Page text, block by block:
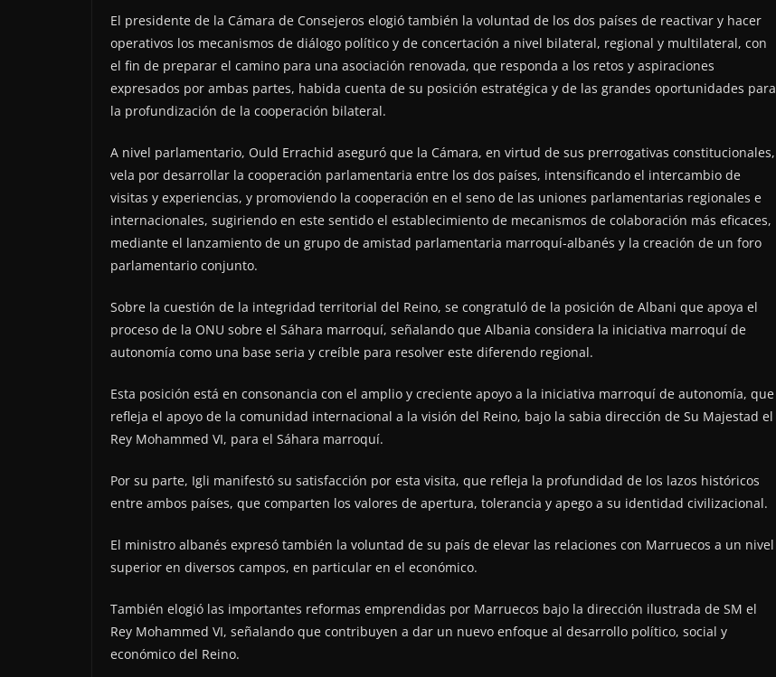
El presidente de la Cámara de Consejeros elogió también la voluntad de los dos países de reactivar y hacer
operativos los mecanismos de diálogo político y de concertación a nivel bilateral, regional y multilateral, con
el fin de preparar el camino para una asociación renovada, que responda a los retos y aspiraciones
expresados por ambas partes, habida cuenta de su posición estratégica y de las grandes oportunidades para
la profundización de la cooperación bilateral.
A nivel parlamentario, Ould Errachid aseguró que la Cámara, en virtud de sus prerrogativas constitucionales,
vela por desarrollar la cooperación parlamentaria entre los dos países, intensificando el intercambio de
visitas y experiencias, y promoviendo la cooperación en el seno de las uniones parlamentarias regionales e
internacionales, sugiriendo en este sentido el establecimiento de mecanismos de colaboración más eficaces,
mediante el lanzamiento de un grupo de amistad parlamentaria marroquí-albanés y la creación de un foro
parlamentario conjunto.
Sobre la cuestión de la integridad territorial del Reino, se congratuló de la posición de Albani que apoya el
proceso de la ONU sobre el Sáhara marroquí, señalando que Albania considera la iniciativa marroquí de
autonomía como una base seria y creíble para resolver este diferendo regional.
Esta posición está en consonancia con el amplio y creciente apoyo a la iniciativa marroquí de autonomía, que
refleja el apoyo de la comunidad internacional a la visión del Reino, bajo la sabia dirección de Su Majestad el
Rey Mohammed VI, para el Sáhara marroquí.
Por su parte, Igli manifestó su satisfacción por esta visita, que refleja la profundidad de los lazos históricos
entre ambos países, que comparten los valores de apertura, tolerancia y apego a su identidad civilizacional.
El ministro albanés expresó también la voluntad de su país de elevar las relaciones con Marruecos a un nivel
superior en diversos campos, en particular en el económico.
También elogió las importantes reformas emprendidas por Marruecos bajo la dirección ilustrada de SM el
Rey Mohammed VI, señalando que contribuyen a dar un nuevo enfoque al desarrollo político, social y
económico del Reino.